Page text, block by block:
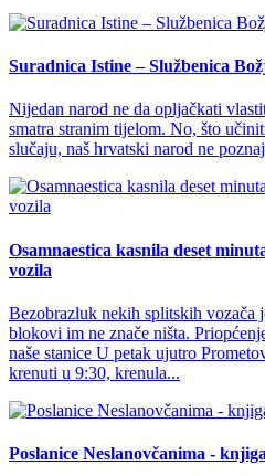
Suradnica Istine – Službenica
Nijedan narod ne da opljačkati
smatra stranim tijelom. No, što
slučaju, naš hrvatski narod ne
Osamnaestica kasnila deset
vozila
Bezobrazluk nekih splitskih vozača
blokovi im ne znače ništa.
naše stanice U petak ujutro
krenuti u 9:30, krenula...
Poslanice Neslanovčanima -